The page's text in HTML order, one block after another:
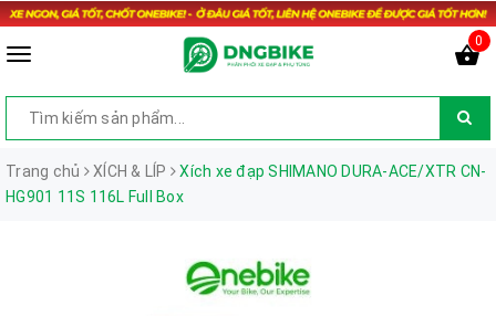
0
Trang chủ XÍCH & LÍP
Xích xe đạp SHIMANO DURA-ACE/XTR CN-
HG901 11S 116L Full Box